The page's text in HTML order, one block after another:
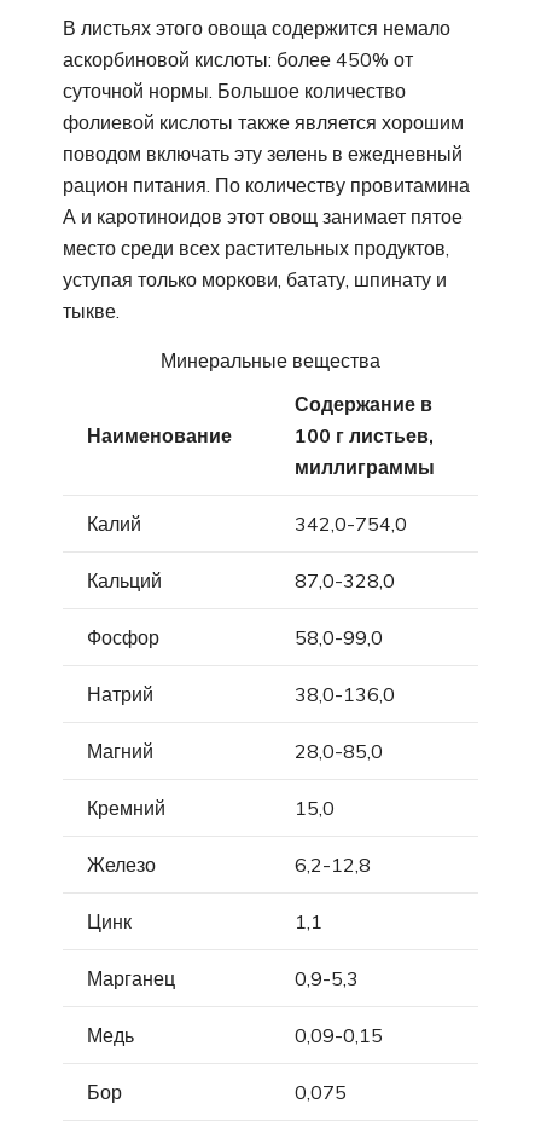
В листьях этого овоща содержится немало
аскорбиновой кислоты: более 450% от
суточной нормы. Большое количество
фолиевой кислоты также является хорошим
поводом включать эту зелень в ежедневный
рацион питания. По количеству провитамина
А и каротиноидов этот овощ занимает пятое
место среди всех растительных продуктов,
уступая только моркови, батату, шпинату и
тыкве.
Минеральные вещества
Наименование
Содержание в
100 г листьев,
миллиграммы
Калий 342,0-754,0
Кальций 87,0-328,0
Фосфор 58,0-99,0
Натрий 38,0-136,0
Магний 28,0-85,0
Кремний 15,0
Железо 6,2-12,8
Цинк 1,1
Марганец 0,9-5,3
Медь 0,09-0,15
Бор 0,075